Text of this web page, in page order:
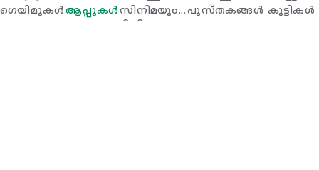
ഗെയിമുകൾആപ്പുകൾസിനിമയും
ടിവിഷോയും
പുസ്‌തകങ്ങൾ കുട്ടികള്‍‌